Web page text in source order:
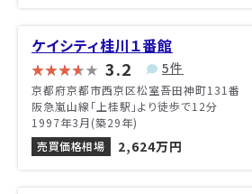
ケイシティ桂川１番館
3.2 5件
京都府京都市西京区松室吾田神町131番
阪急嵐山線「上桂駅」より徒歩で12分
1997年3月(築29年)
売買価格相場
2,624万円